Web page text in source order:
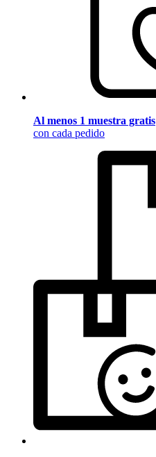
Al menos 1 muestra gratis
con cada pedido